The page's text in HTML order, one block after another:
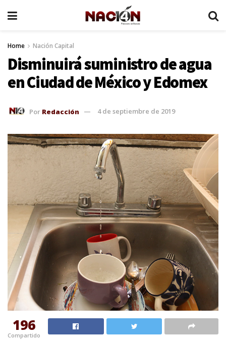
Home Nación Capital
Disminuirá suministro de agua
en Ciudad de México y Edomex
Por Redacción 4 de septiembre de 2019
196
Compartido